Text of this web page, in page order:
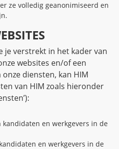
ze volledig geanonimiseerd en
je verstrekt in het kader van
websites en/of een
diensten, kan HIM
van HIM zoals hieronder
en werkgevers in de
en werkgevers in de